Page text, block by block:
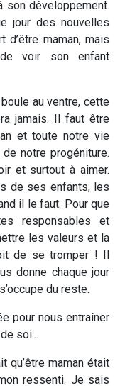
son développement.
jour des nouvelles
d’être maman, mais
voir son enfant
au ventre, cette
jamais. Il faut être
et toute notre vie
de notre progéniture.
et surtout à aimer.
de ses enfants, les
il le faut. Pour que
responsables et
les valeurs et la
de se tromper ! Il
donne chaque jour
du reste.
pour nous entraîner
soi...
qu’être maman était
ressenti. Je sais